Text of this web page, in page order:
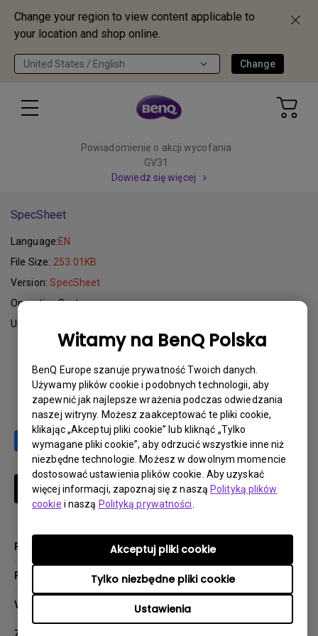
Change your region to view content applicable to
your location and shop online.
United States / English Change
Witamy na BenQ Polska
BenQ Europe szanuje prywatność Twoich danych.
Używamy plików cookie i podobnych technologii, aby
zapewnić jak najlepsze wrażenia podczas odwiedzania
naszej witryny. Możesz zaakceptować te pliki cookie,
klikając „Akceptuj pliki cookie” lub kliknąć „Tylko
wymagane pliki cookie”, aby odrzucić wszystkie inne niż
niezbędne technologie. Możesz w dowolnym momencie
dostosować ustawienia plików cookie. Aby uzyskać
więcej informacji, zapoznaj się z nasząPolityką plików
cookie i naszą Polityką prywatności
Ustawienia
Tylko niezbędne pliki cookie
Akceptuj pliki cookie
Powiadomienie o akcji wycofania
GV31
Dowiedz się więcej
SpecSheet
Language:EN
File Size: 253.01KB
Version:SpecSheet
Operating System:
Update:
Download
Subskrybuj
Produkty
Monitory
Rozwiązania
Wsparcie